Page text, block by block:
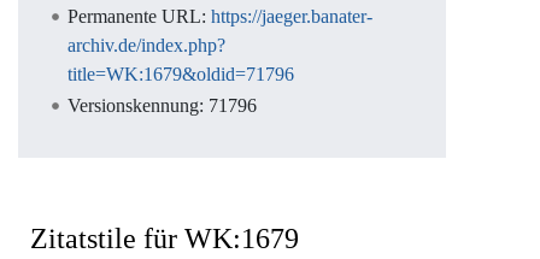
Permanente URL: https://jaeger.banater-
archiv.de/index.php?
title=WK:1679&oldid=71796
Versionskennung: 71796
Zitatstile für WK:1679